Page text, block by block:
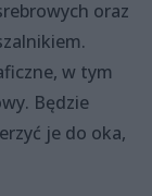
oraz
w tym
Będzie
je do oka,